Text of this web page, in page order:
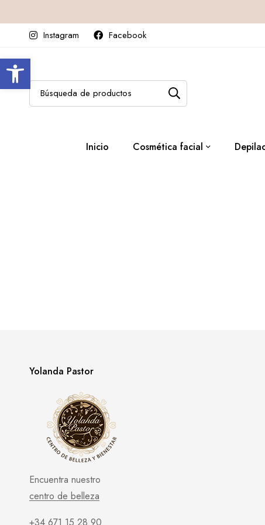
Abrir barra de herramientas
Instagram
Facebook
Inicio Cosmética facial
Yolanda Pastor
Encuentra nuestro
centro de belleza
+34 671 15 28 90